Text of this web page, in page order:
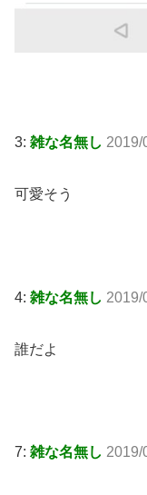
3: 雑な名無し 2019/
可愛そう
4: 雑な名無し 2019/
誰だよ
7: 雑な名無し 2019/